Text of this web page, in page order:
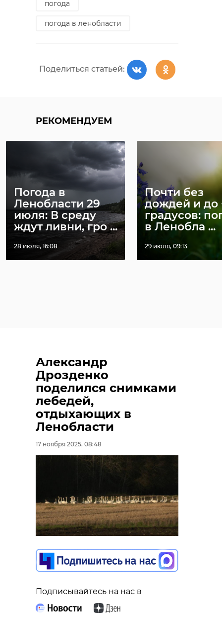
погода
погода в ленобласти
Поделиться статьей:
РЕКОМЕНДУЕМ
Погода в
Ленобласти 29
июля: В среду
ждут ливни, гро ...
28 июля, 16:08
Почти без
дождей и до
градусов:
в Ленобла ...
29 июля, 09:13
Александр
Дрозденко
поделился снимками
лебедей,
отдыхающих в
Ленобласти
17 ноября 2025, 08:48
Подписывайтесь на нас в